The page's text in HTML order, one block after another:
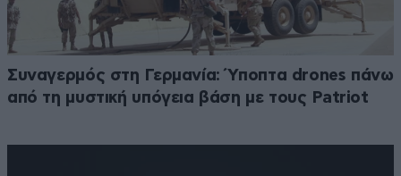
Συναγερμός στη Γερμανία: Ύποπτα drones πάνω
από τη μυστική υπόγεια βάση με τους Patriot